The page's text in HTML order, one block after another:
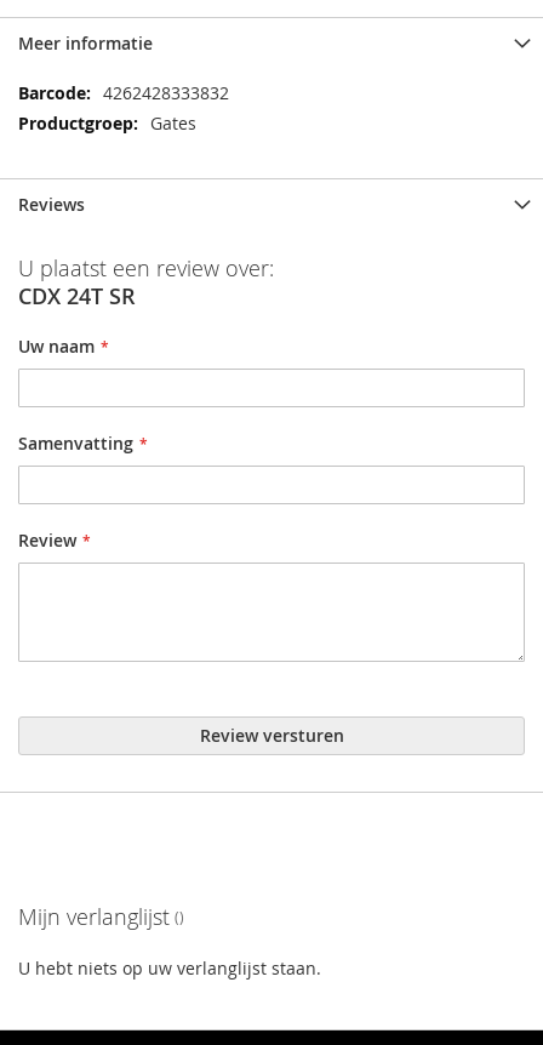
Meer informatie
Meer
informatie
4262428333832
Gates
Reviews
U plaatst een review over:
CDX 24T SR
Uw naam
Samenvatting
Review
Review versturen
Mijn verlanglijst
U hebt niets op uw verlanglijst staan.